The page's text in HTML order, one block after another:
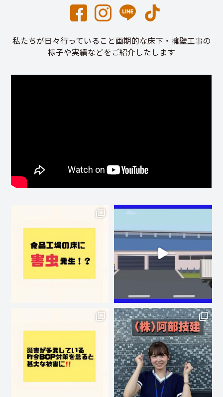
私たちが日々行っていること画期的な床下・擁壁工事の
様子や実績などをご紹介したします